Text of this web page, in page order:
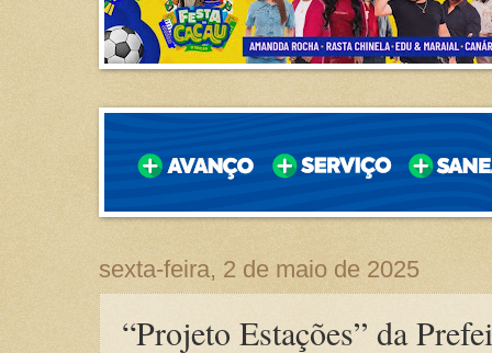
sexta-feira, 2 de maio de 2025
“Projeto Estações” da